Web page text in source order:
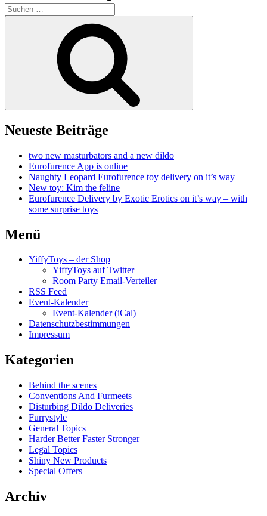
Suchen
nach:
Neueste Beiträge
two new masturbators and a new dildo
Eurofurence App is online
Naughty Leopard Eurofurence toy delivery on it’s way
New toy: Kim the feline
Eurofurence Delivery by Exotic Erotics on it’s way – with
some surprise toys
Menü
YiffyToys – der Shop
YiffyToys auf Twitter
Room Party Email-Verteiler
RSS Feed
Event-Kalender
Event-Kalender (iCal)
Datenschutzbestimmungen
Impressum
Kategorien
Behind the scenes
Conventions And Furmeets
Disturbing Dildo Deliveries
Furrystyle
General Topics
Harder Better Faster Stronger
Legal Topics
Shiny New Products
Special Offers
Archiv